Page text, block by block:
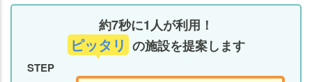
約7秒に1人が利用！
ピッタリ の施設を提案します
STEP